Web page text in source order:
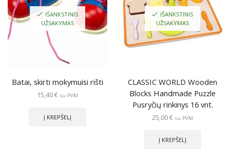
IŠANKSTINIS
UŽSAKYMAS
Batai, skirti mokymuisi rišti
15,40€ su PVM
Į KREPŠELĮ
IŠANKSTINIS
UŽSAKYMAS
CLASSIC WORLD Wooden
Blocks Handmade Puzzle
Pusryčių rinkinys 16 vnt.
25,00€ su PVM
Į KREPŠELĮ